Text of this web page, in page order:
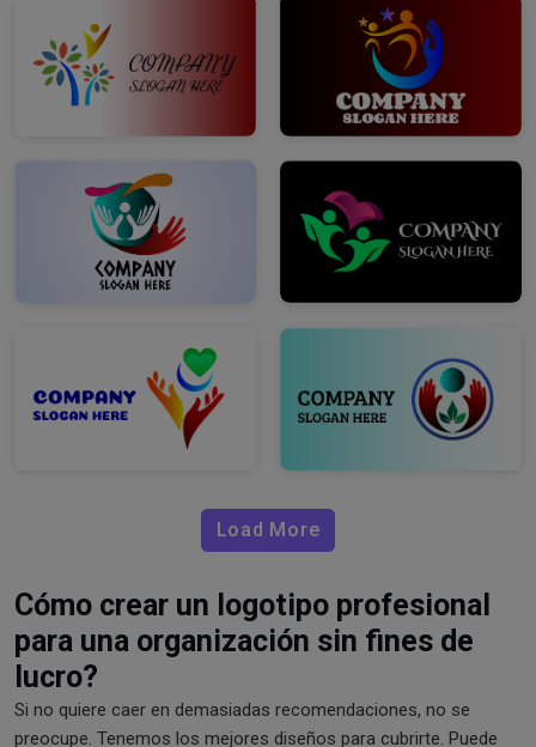
Load More
Cómo crear un logotipo profesional
para una organización sin fines de
lucro?
Si no quiere caer en demasiadas recomendaciones, no se
preocupe. Tenemos los mejores diseños para cubrirte. Puede